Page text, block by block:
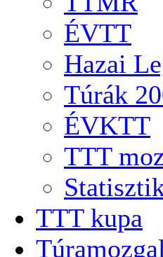
ÉVTT
Hazai
Túrák
ÉVKTT
TTT
TTT kupa